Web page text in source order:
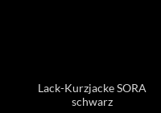
Lack-Kurzjacke SORA
schwarz